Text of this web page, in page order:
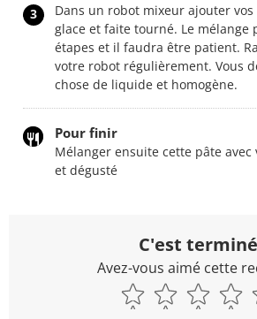
3
Dans un robot mixeur ajouter
glace et faite tourné. Le mélange
étapes et il faudra être patient.
votre robot régulièrement. Vous
chose de liquide et homogène.
Pour finir
Mélanger ensuite cette pâte
et dégusté
C'est terminé
Avez-vous aimé cette